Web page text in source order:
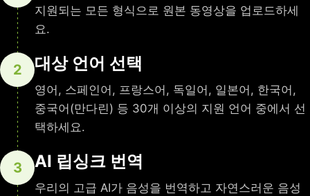
지원되는 모든 형식으로 원본 동영상을 업로드하세
요.
2 대상 언어 선택
영어, 스페인어, 프랑스어, 독일어, 일본어, 한국어,
중국어(만다린) 등 30개 이상의 지원 언어 중에서 선
택하세요.
3 AI 립싱크 번역
우리의 고급 AI가 음성을 번역하고 자연스러운 음성